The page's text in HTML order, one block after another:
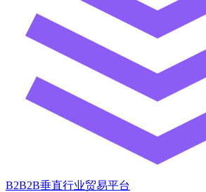
B2B2B垂直行业贸易平台